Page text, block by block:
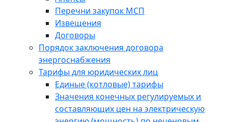
Перечни закупок МСП
Извещения
Договоры
Порядок заключения договора
энергоснабжения
Тарифы для юридических лиц
Единые (котловые) тарифы
Значения конечных регулируемых и
составляющих цен на электрическую